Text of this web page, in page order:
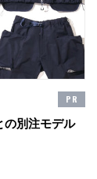
の別注モデル
PR